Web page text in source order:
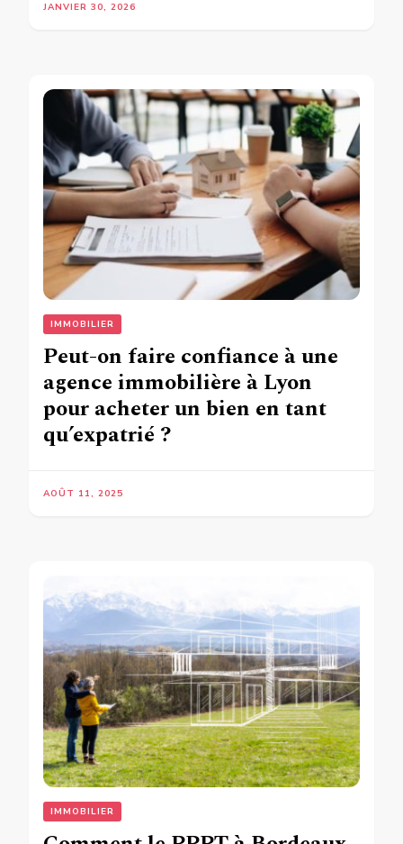
JANVIER 30, 2026
IMMOBILIER
Peut-on faire confiance à une
agence immobilière à Lyon
pour acheter un bien en tant
qu’expatrié ?
AOÛT 11, 2025
IMMOBILIER